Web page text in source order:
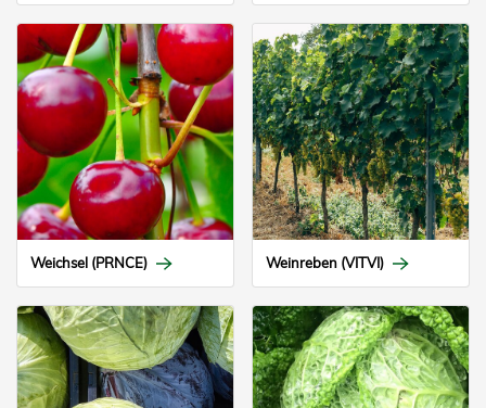
Weichsel (PRNCE) Weinreben (VITVI)